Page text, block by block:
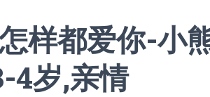
样都爱你-小
4岁,亲情